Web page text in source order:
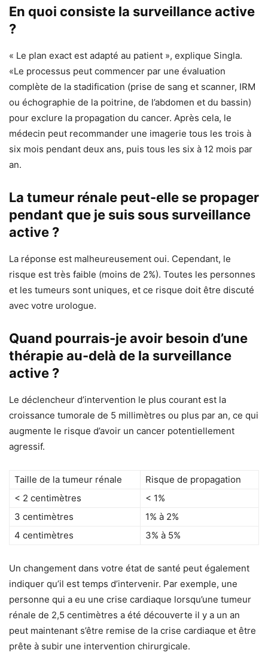
En quoi consiste la surveillance active
?
« Le plan exact est adapté au patient », explique Singla.
«Le processus peut commencer par une évaluation
complète de la stadification (prise de sang et scanner, IRM
ou échographie de la poitrine, de l’abdomen et du bassin)
pour exclure la propagation du cancer. Après cela, le
médecin peut recommander une imagerie tous les trois à
six mois pendant deux ans, puis tous les six à 12 mois par
an.
La tumeur rénale peut-elle se propager
pendant que je suis sous surveillance
active ?
La réponse est malheureusement oui. Cependant, le
risque est très faible (moins de 2%). Toutes les personnes
et les tumeurs sont uniques, et ce risque doit être discuté
avec votre urologue.
Quand pourrais-je avoir besoin d’une
thérapie au-delà de la surveillance
active ?
Le déclencheur d’intervention le plus courant est la
croissance tumorale de 5 millimètres ou plus par an, ce qui
augmente le risque d’avoir un cancer potentiellement
agressif.
Taille de la tumeur rénale
Risque de propagation
< 2 centimètres
< 1%
3 centimètres
1% à 2%
4 centimètres
3% à 5%
Un changement dans votre état de santé peut également
indiquer qu’il est temps d’intervenir. Par exemple, une
personne qui a eu une crise cardiaque lorsqu’une tumeur
rénale de 2,5 centimètres a été découverte il y a un an
peut maintenant s’être remise de la crise cardiaque et être
prête à subir une intervention chirurgicale.